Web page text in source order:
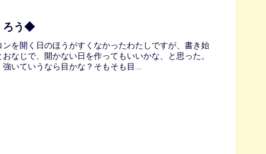
ろう◆
を開く日のほうがすくなかったわたしですが、書き始
なじで、開かない日を作ってもいいかな、と思った。
いていうなら目かな？そもそも目...